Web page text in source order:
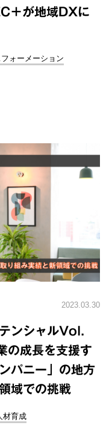
が地域DXに
ォーメーション
2023.03.30
ンシャルVol.
の成長を支援す
パニー」の地方
域での挑戦
材育成